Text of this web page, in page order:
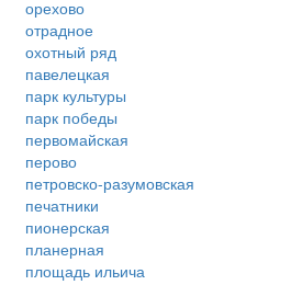
орехово
отрадное
охотный ряд
павелецкая
парк культуры
парк победы
первомайская
перово
петровско-разумовская
печатники
пионерская
планерная
площадь ильича